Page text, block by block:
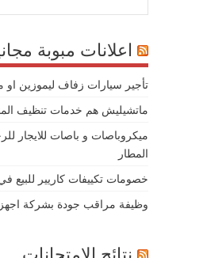
اعلانات مبوبة
تأجير سيارات زفاف ليموزين
ماتشيليش هم خدمات تنظيف
ميكروباصات و باصات للايجار
المطار
خصومات تكييفات كاريير للبيع
وظيفة مراقب جودة بشركة
نتائج الامتحانات